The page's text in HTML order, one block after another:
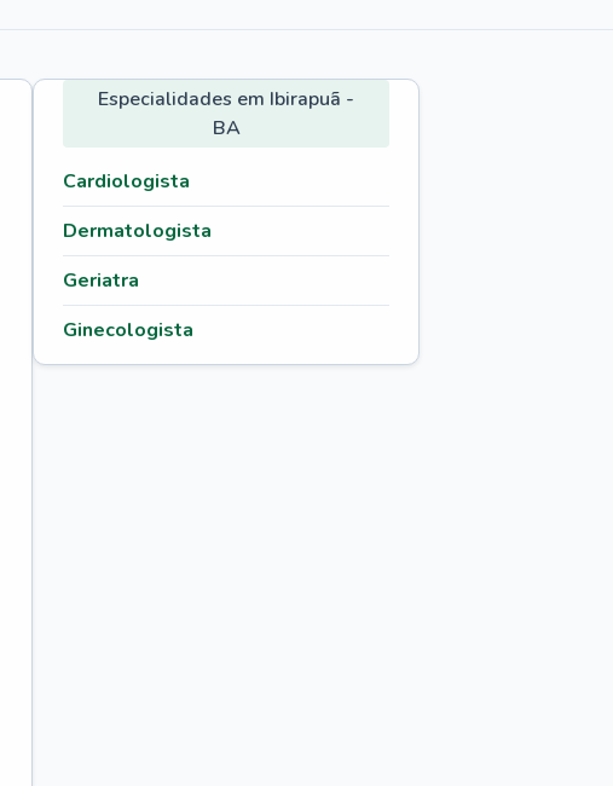
Especialidades em Ibirapuã -
BA
Cardiologista
Dermatologista
Geriatra
Ginecologista